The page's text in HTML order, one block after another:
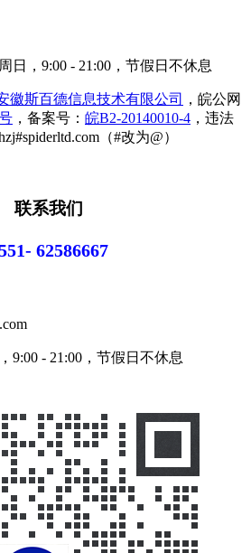
日，9:00 - 21:00，节假日不休息
徽斯百德信息技术有限公司
，皖公网
，备案号： 皖B2-20140010-4 ，违法
（#改为@）
联系我们
62586667
9:00 - 21:00，节假日不休息